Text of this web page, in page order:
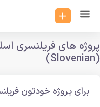
پروژه های فریلنسری
(Slovenian)
برای پروژه خودتون